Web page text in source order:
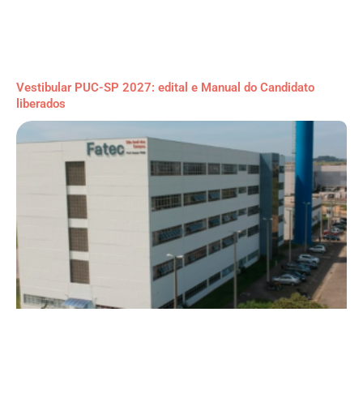
Vestibular PUC-SP 2027: edital e Manual do Candidato
liberados